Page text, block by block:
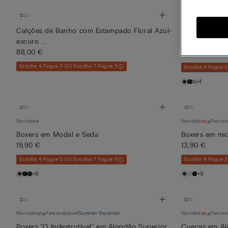
Calções de Banho com Estampado Floral Azul-
escuro ...
88,00 €
Escolha 4 Pague 3 OU Escolha 7 Pague 5 Escolha 4 Pague
+1
Novidade
Boxers em Modal e Seda
19,90 €
Escolha 4 Pague 3 OU Escolha 7 Pague 5
+6
Novidade
Boxers em
13,90 €
Escolha 4 Pague
+9
Novidade PersonalizávelSummer Essential Novidade